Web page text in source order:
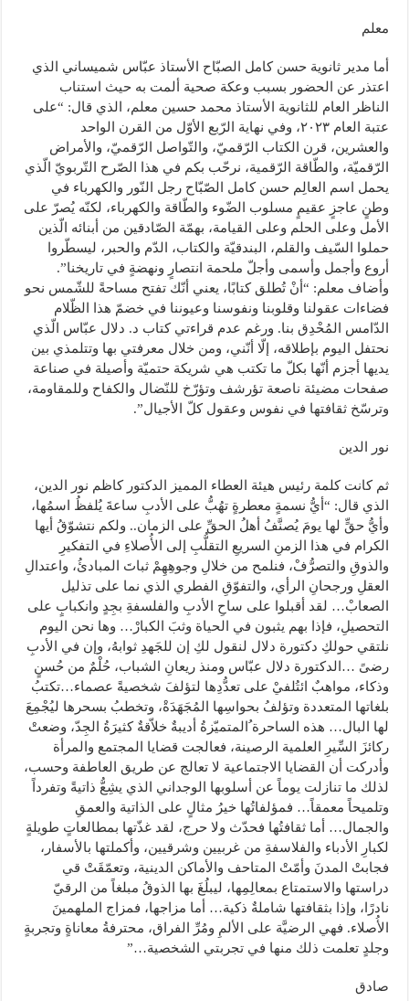
معلم
أما مدير ثانوية حسن كامل الصبّاح الأستاذ عبّاس شميساني الذي
اعتذر عن الحضور بسبب وعكة صحية ألمت به حيث استناب
الناظر العام للثانوية الأستاذ محمد حسين معلم، الذي قال: “على
عتبة العام ٢٠٢٣، وفي نهاية الرّبع الأوّل من القرن الواحد
والعشرين، قرن الكتاب الرّقميّ، والتّواصل الرّقميّ، والأمراض
الرّقميّة، والطّاقة الرّقمية، نرحّب بكم في هذا الصّرح التّربويّ الّذي
يحمل اسم العالِم حسن كامل الصّبّاح رجل النّور والكهرباء في
وطنٍ عاجزٍ عقيمٍ مسلوب الضّوء والطّاقة والكهرباء، لكنّه يُصرّ على
الأمل وعلى الحلم وعلى القيامة، بهمّة الصّادقين من أبنائه الّذين
حملوا السّيف والقلم، البندقيّة والكتاب، الدّم والحبر، ليسطّروا
أروع وأجمل وأسمى وأجلّ ملحمة انتصارٍ ونهضةٍ في تاريخنا”.
وأضاف معلم: “أنْ تُطلق كتابًا، يعني أنّك تفتح مساحةً للشّمس نحو
فضاءات عقولنا وقلوبنا ونفوسنا وعيوننا في خضمّ هذا الظّلام
الدّامس المُحْدِق بنا. ورغم عدم قراءتي كتاب د. دلال عبّاس الّذي
نحتفل اليوم بإطلاقه، إلّا أنّني، ومن خلال معرفتي بها وتتلمذي بين
يديها أجزم أنّها بكلّ ما تكتب هي شريكة حتميّة وأصيلة في صناعة
صفحات مضيئة ناصعة تؤرشف وتؤرّخ للنّضال والكفاح وللمقاومة،
وترسّخ ثقافتها في نفوس وعقول كلّ الأجيال”.
نور الدين
ثم كانت كلمة رئيس هيئة العطاء المميز الدكتور كاظم نور الدين،
الذي قال: “أيُّ نسمةٍ معطرةٍ تهُبُّ على الأدبِ ساعةَ يُلفظُ اسمُها،
وأيُّ حقٍّ لها يومَ يُصنَّفُ أهلُ الحقِّ على الزمان.. ولكم نتشوّقُ أيها
الكرام في هذا الزمنِ السريعِ التقلُّبِ إلى الأُصلاءِ في التفكيرِ
والذوقِ والتصرُّفْ، فنلمح من خلالِ وجوهِهِمْ ثباتَ المبادئُ، واعتدالِ
العقلِ ورجحانِ الرأي، والتفوّقِ الفطري الذي نما على تذليل
الصعابْ… لقد أقبلوا على ساحِ الأدبِ والفلسفةِ بجِدٍ وانكبابٍ على
التحصيلِ، فإذا بهم يثبون في الحياة وثبَ الكبارْ… وها نحن اليوم
نلتقي حولكِ دكتورة دلال لنقول لكِ إن للجَهدِ ثوابهُ، وإن في الأدبِ
رضىً …الدكتورة دلال عبّاس ومنذ ريعانِ الشباب، حُلْمٌ من حُسنٍ
وذكاء، مواهبٌ ائتُلفيْ على تعدُّدِها لتؤلفَ شخصيةً عصماء…تكتبُ
بلغاتها المتعددة وتؤلفُ بحواسِها المُجَهَدَةْ، وتخطبُ بسحرها ليُجْمِعَ
لها البال… هذه الساحرة ُالمتميّزةُ أديبةٌ خلاّقةٌ كثيرَةُ الجِدّ، وضعتْ
ركائزَ السِّيرِ العلمية الرصينة، فعالجت قضايا المجتمع والمرأة
وأدركت أن القضايا الاجتماعية لا تعالج عن طريق العاطفة وحسب،
لذلك ما تنازلت يوماً عن أسلوبها الوجداني الذي يشِعُّ ذاتيةً وتفرداً
وتلميحاً معمقاً… فمؤلفاتُها خيرُ مثالٍ على الذاتية والعمقِ
والجمال… أما ثقافتُها فحدّث ولا حرج، لقد غذّتها بمطالعاتٍ طويلةٍ
لكبارِ الأدباء والفلاسفةِ من غربيين وشرقيين، وأكملتها بالأسفار،
فجابتْ المدنَ وأمّتْ المتاحف والأماكن الدينية، وتعمّقَتْ قي
دراستها والاستمتاع بمعالِمِها، ليبلُغَ بها الذوقُ مبلغاً من الرقيّ
نادرًا، وإذا بثقافتها شاملةٌ ذكية… أما مزاجها، فمزاج الملهمينَ
الأُصلاء. فهي الرضيَّة على الألمِ ومُرِّ الفراق، محترفةُ معاناةٍ وتجربةٍ
وجلدٍ تعلمت ذلك منها في تجربتي الشخصية…”
صادق